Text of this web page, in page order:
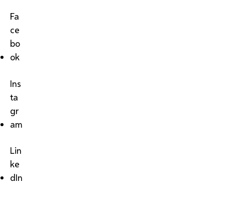
Fa
ce
bo
ok
Ins
ta
gr
am
Lin
ke
dIn